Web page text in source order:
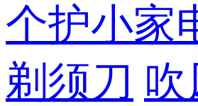
个护小家
剃须刀 吹